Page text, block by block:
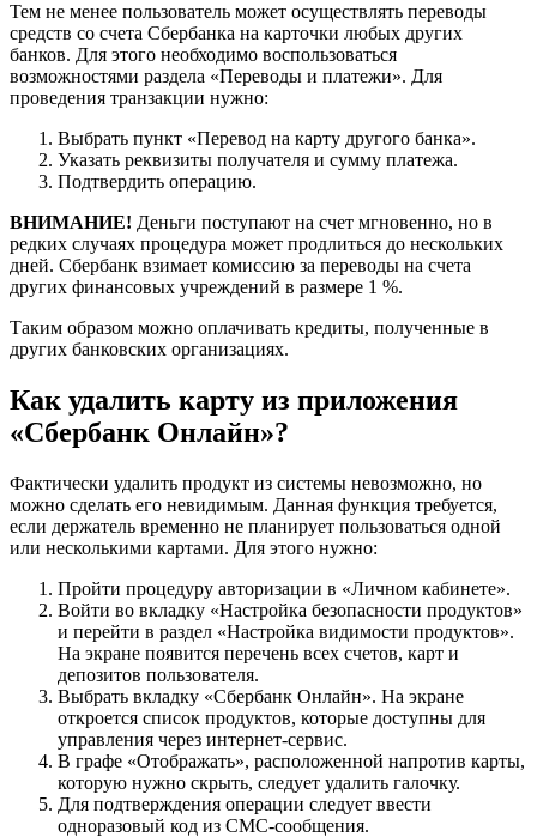
Тем не менее пользователь может осуществлять переводы
средств со счета Сбербанка на карточки любых других
банков. Для этого необходимо воспользоваться
возможностями раздела «Переводы и платежи». Для
проведения транзакции нужно:
Выбрать пункт «Перевод на карту другого банка».
Указать реквизиты получателя и сумму платежа.
Подтвердить операцию.
ВНИМАНИЕ! Деньги поступают на счет мгновенно, но в
редких случаях процедура может продлиться до нескольких
дней. Сбербанк взимает комиссию за переводы на счета
других финансовых учреждений в размере 1 %.
Таким образом можно оплачивать кредиты, полученные в
других банковских организациях.
Как удалить карту из приложения
«Сбербанк Онлайн»?
Фактически удалить продукт из системы невозможно, но
можно сделать его невидимым. Данная функция требуется,
если держатель временно не планирует пользоваться одной
или несколькими картами. Для этого нужно:
Пройти процедуру авторизации в «Личном кабинете».
Войти во вкладку «Настройка безопасности продуктов»
и перейти в раздел «Настройка видимости продуктов».
На экране появится перечень всех счетов, карт и
депозитов пользователя.
Выбрать вкладку «Сбербанк Онлайн». На экране
откроется список продуктов, которые доступны для
управления через интернет-сервис.
В графе «Отображать», расположенной напротив карты,
которую нужно скрыть, следует удалить галочку.
Для подтверждения операции следует ввести
одноразовый код из СМС-сообщения.